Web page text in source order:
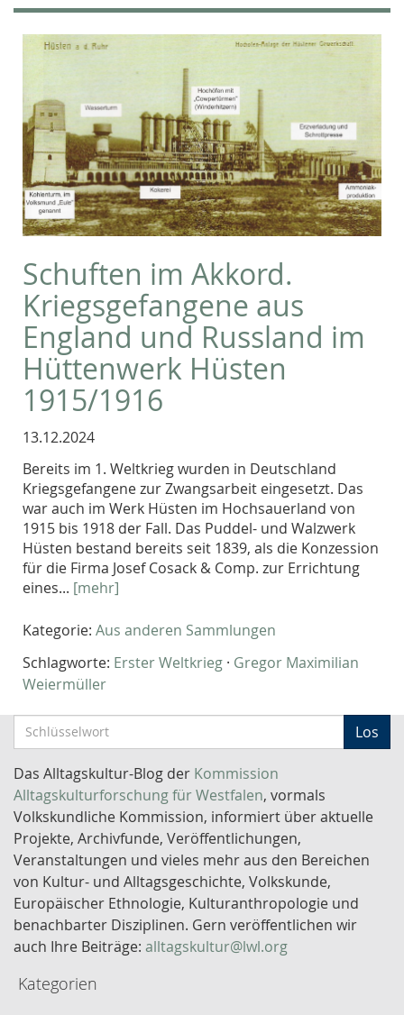
Schuften im Akkord.
Kriegsgefangene aus
England und Russland im
Hüttenwerk Hüsten
1915/1916
13.12.2024
Bereits im 1. Weltkrieg wurden in Deutschland
Kriegsgefangene zur Zwangsarbeit eingesetzt. Das
war auch im Werk Hüsten im Hochsauerland von
1915 bis 1918 der Fall. Das Puddel- und Walzwerk
Hüsten bestand bereits seit 1839, als die Konzession
für die Firma Josef Cosack & Comp. zur Errichtung
eines... [mehr]
Kategorie: Aus anderen Sammlungen
Schlagworte: Erster Weltkrieg · Gregor Maximilian
Weiermüller
c
h
l
ü
s
s
e
l
w
o
Los
Das Alltagskultur-Blog der Kommission
Alltagskulturforschung für Westfalen, vormals
Volkskundliche Kommission, informiert über aktuelle
Projekte, Archivfunde, Veröffentlichungen,
Veranstaltungen und vieles mehr aus den Bereichen
von Kultur- und Alltagsgeschichte, Volkskunde,
Europäischer Ethnologie, Kulturanthropologie und
benachbarter Disziplinen. Gern veröffentlichen wir
auch Ihre Beiträge: alltagskultur@lwl.org
Kategorien